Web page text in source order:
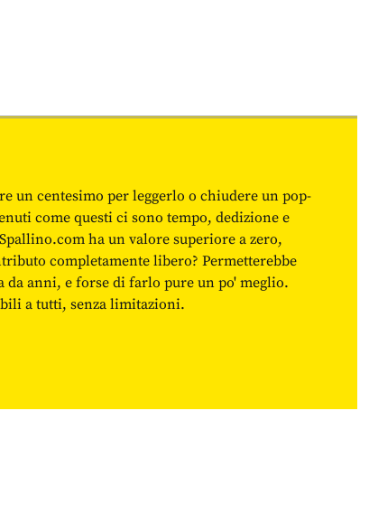
un centesimo per leggerlo o chiudere un pop-
come questi ci sono tempo, dedizione e
ha un valore superiore a zero,
completamente libero? Permetterebbe
anni, e forse di farlo pure un po' meglio.
a tutti, senza limitazioni.